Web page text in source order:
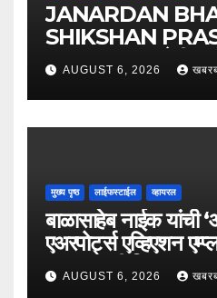
JANARDAN
SHIKSHAN
SANSTHA:
प्रशासकीय कार्यालय
कोर्टचे थाटात लोकार्पण !
AUGUST 6, 2026
मुख्य पृष्ठ लाईफस्टाईल व्हायरल
बाळासाहेब नाईक यांची
एअरपोर्ट्स एव्हिएशन
उपाध्यक्षपदी निवड !
AUGUST 6, 2026